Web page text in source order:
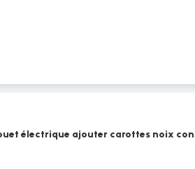
électrique ajouter carottes noix